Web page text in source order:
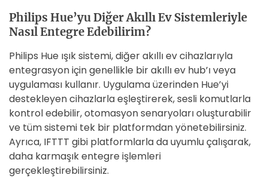
Philips Hue’yu Diğer Akıllı Ev Sistemleriyle
Nasıl Entegre Edebilirim?
Philips Hue ışık sistemi, diğer akıllı ev cihazlarıyla
entegrasyon için genellikle bir akıllı ev hub’ı veya
uygulaması kullanır. Uygulama üzerinden Hue’yi
destekleyen cihazlarla eşleştirerek, sesli komutlarla
kontrol edebilir, otomasyon senaryoları oluşturabilir
ve tüm sistemi tek bir platformdan yönetebilirsiniz.
Ayrıca, IFTTT gibi platformlarla da uyumlu çalışarak,
daha karmaşık entegre işlemleri
gerçekleştirebilirsiniz.